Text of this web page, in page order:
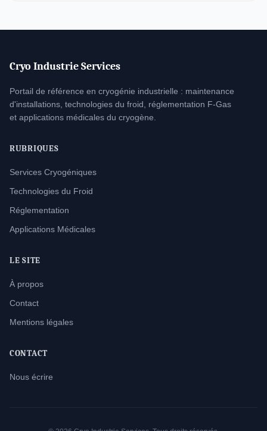
Cryo Industrie Services
Portail de référence en cryogénie industrielle : maintenance
d'installations, technologies du froid, réglementation F-Gas
et applications médicales du cryogène.
RUBRIQUES
Services Cryogéniques
Technologies du Froid
Réglementation
Applications Médicales
LE SITE
À propos
Contact
Mentions légales
CONTACT
Nous écrire